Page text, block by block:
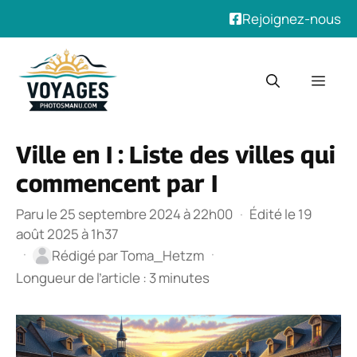
Rejoignez-nous
contenu
Ville en I : Liste des villes qui
commencent par I
Paru le 25 septembre 2024 à 22h00 · Édité le 19
août 2025 à 1h37
·
Rédigé parToma_Hetzm ·
Longueur de l’article : 3 minutes